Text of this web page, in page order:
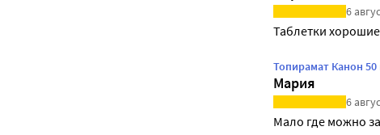
6
Таблетки
Топирамат Канон
Мария
6
Мало где можно